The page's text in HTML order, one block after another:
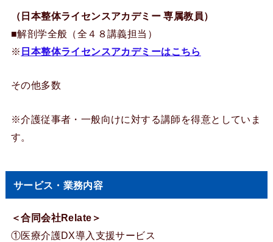
（日本整体ライセンスアカデミー 専属教員）
■解剖学全般（全４８講義担当）
※ 日本整体ライセンスアカデミーはこちら
その他多数
※介護従事者・一般向けに対する講師を得意としていま
す。
サービス・業務内容
＜合同会社Relate＞
①医療介護DX導入支援サービス